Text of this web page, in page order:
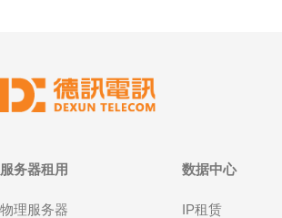
服务器租用
物理服务器
数据中心
IP租赁